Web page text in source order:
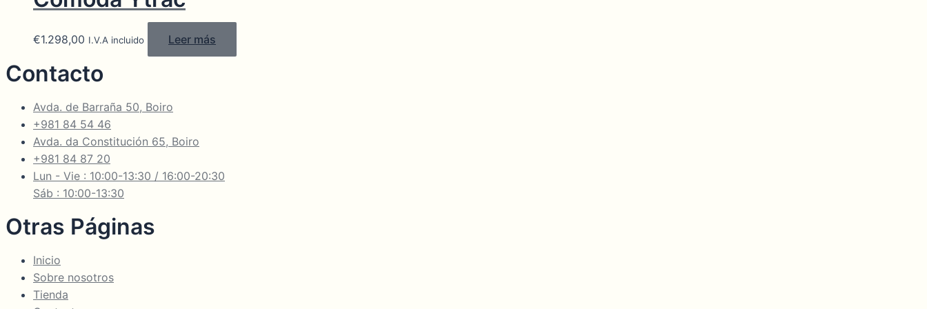
€1.298,00 I.V.A incluido Leer más
Contacto
Avda. de Barraña 50, Boiro
+981 84 54 46
Avda. da Constitución 65, Boiro
+981 84 87 20
Lun - Vie : 10:00-13:30 / 16:00-20:30
Sáb : 10:00-13:30
Otras Páginas
Inicio
Sobre nosotros
Tienda